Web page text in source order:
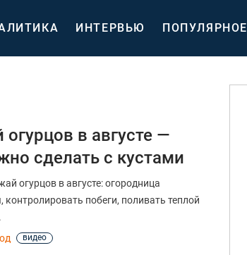
ИНТЕРВЬЮ ПОПУЛЯРНОЕ
в августе —
сделать с кустами
огурцов в августе: огородница
контролировать побеги, поливать теплой
видео